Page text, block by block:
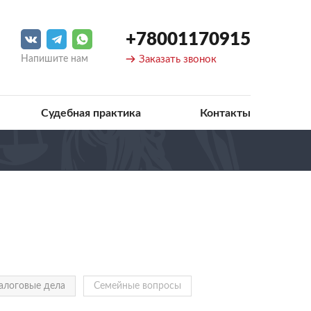
Напишите нам
+78001170915
Заказать звонок
Судебная практика Контакты
дела Семейные вопросы